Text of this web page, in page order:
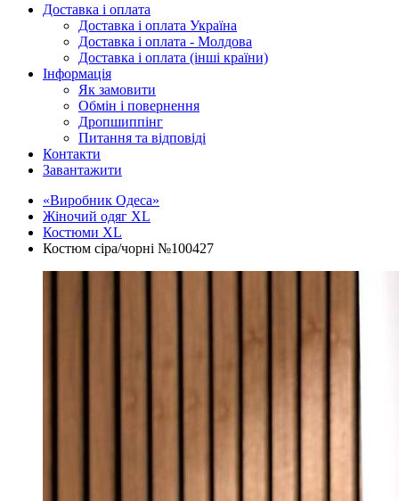
Доставка і оплата
Доставка і оплата Україна
Доставка і оплата - Молдова
Доставка і оплата (інші країни)
Інформація
Як замовити
Обмін і повернення
Дропшиппінг
Питання та відповіді
Контакти
Завантажити
«Виробник Одеса»
Жіночий одяг XL
Костюми XL
Костюм сіра/чорні №100427